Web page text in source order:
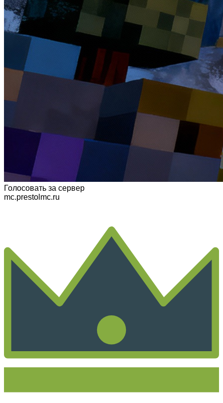
Голосовать за сервер
mc.prestolmc.ru